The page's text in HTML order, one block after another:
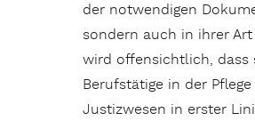
der notwendigen
sondern auch in ihrer Art
wird offensichtlich, dass
Berufstätige in der
Justizwesen in erster